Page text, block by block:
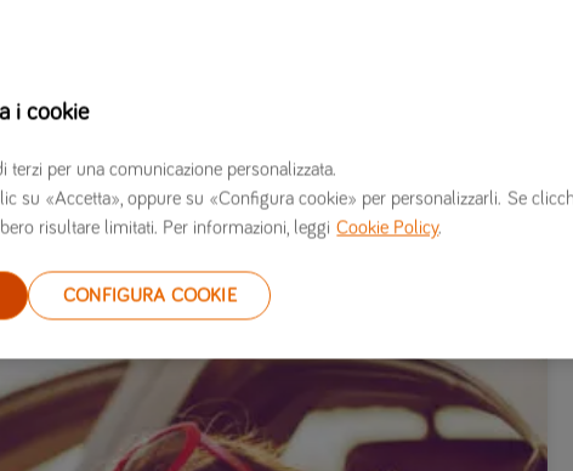
luogo di residenza, lavoro, auto in famiglia, anni di
riservata assicurarsi è un bel banco di prova
i cookie
terzi per una comunicazione personalizzata.
su «Accetta», oppure su «Configura cookie» per personalizzarli. Se
risultare limitati. Per informazioni, leggiCookie Policy.
CONFIGURA COOKIE